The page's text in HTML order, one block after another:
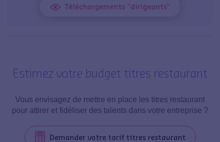
Téléchargements "dirigeants"
Estimez votre budget titres restaurant
Vous envisagez de mettre en place les titres restaurant
pour attirer et fidéliser des talents dans votre entreprise ?
Demander votre tarif titres restaurant